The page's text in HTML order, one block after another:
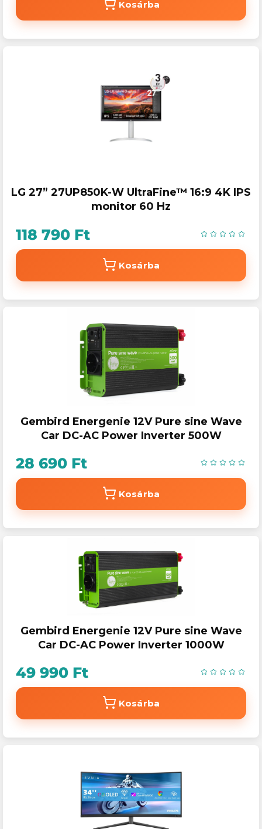
Kosárba
LG 27” 27UP850K-W UltraFine™ 16:9 4K IPS
monitor 60 Hz
118 790 Ft
Kosárba
Gembird Energenie 12V Pure sine Wave
Car DC-AC Power Inverter 500W
28 690 Ft
Kosárba
Gembird Energenie 12V Pure sine Wave
Car DC-AC Power Inverter 1000W
49 990 Ft
Kosárba